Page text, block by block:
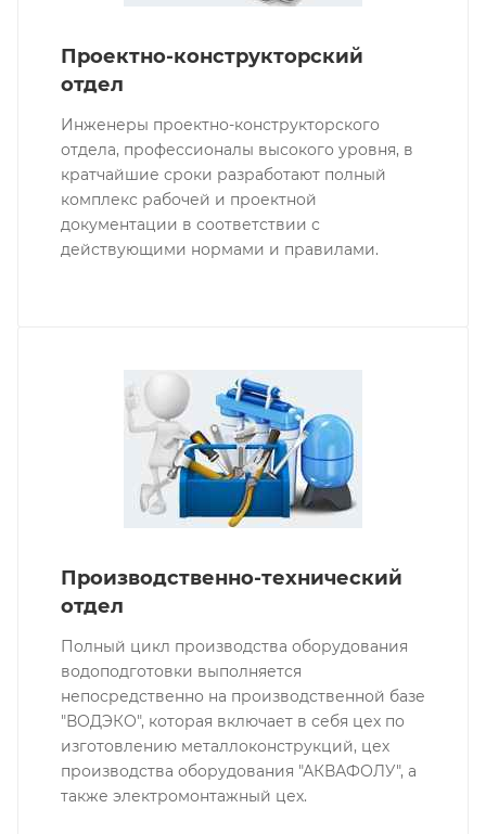
Проектно-конструкторский
отдел
Инженеры проектно-конструкторского
отдела, профессионалы высокого уровня, в
кратчайшие сроки разработают полный
комплекс рабочей и проектной
документации в соответствии с
действующими нормами и правилами.
Производственно-технический
отдел
Полный цикл производства оборудования
водоподготовки выполняется
непосредственно на производственной базе
"ВОДЭКО", которая включает в себя цех по
изготовлению металлоконструкций, цех
производства оборудования "АКВАФОЛУ", а
также электромонтажный цех.